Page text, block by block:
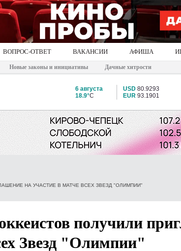
ВОПРОС-ОТВЕТ ВАКАНСИИ АФИША
Новые законы и инициативы Дачные хитрости
6 августа
18.9°C
USD 80.9293
EUR 93.1901
НА УЧАСТИЕ В МАТЧЕ ВСЕХ ЗВЕЗД "ОЛИМПИИ"
получили
Звезд "Олимпии"